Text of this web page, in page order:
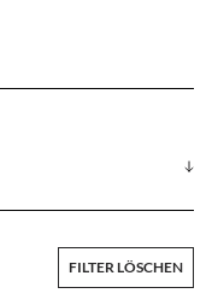
FILTER LÖSCHEN